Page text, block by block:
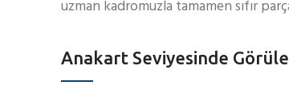
uzman kadromuzla tamamen sıfır
Anakart Seviyesinde